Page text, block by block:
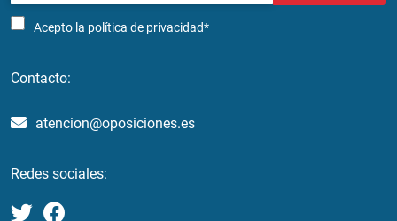
Acepto la política de privacidad*
Contacto:
atencion@oposiciones.es
Redes sociales: